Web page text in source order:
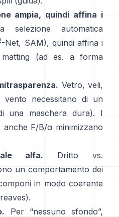
ampia, quindi affina i
selezione automatica
-Net, SAM), quindi affina i
(ad es.
a forma
Vetro, veli,
necessitano di un
una maschera dura). I
anche F/B/α minimizzano
alfa.
Dritto vs.
un comportamento dei
in modo coerente
).
Per “nessuno sfondo”,